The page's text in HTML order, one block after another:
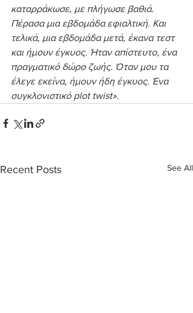
καταρράκωσε, με πλήγωσε βαθιά.
Πέρασα μια εβδομάδα εφιαλτική. Και
τελικά, μια εβδομάδα μετά, έκανα τεστ
και ήμουν έγκυος. Ήταν απίστευτο, ένα
πραγματικό δώρο ζωής. Όταν μου τα
έλεγε εκείνα, ήμουν ήδη έγκυος. Ένα
συγκλονιστικό plot twist».
Recent Posts See All